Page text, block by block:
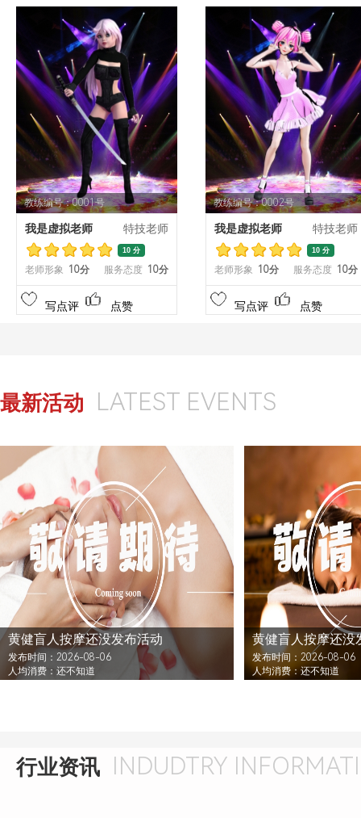
教练编号：0001号
我是虚拟老师 特技老师
10 分
老师形象 10分 服务态度 10分
写点评 点赞
教练编号：0002号
我是虚拟老师 特技老师
10 分
老师形象 10分 服务态度 10分
写点评 点赞
最新活动 LATEST EVENTS
黄健盲人按摩还没发布活动
发布时间：2026-08-06
人均消费：还不知道
黄健盲人按摩还没
发布时间：2026-08-06
人均消费：还不知道
行业资讯 INDUDTRY